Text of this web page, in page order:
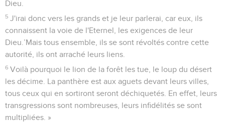
Dieu.
5 J'irai donc vers les grands et je leur parlerai, car eux, ils
connaissent la voie de l'Eternel, les exigences de leur
Dieu.’Mais tous ensemble, ils se sont révoltés contre cette
autorité, ils ont arraché leurs liens.
6 Voilà pourquoi le lion de la forêt les tue, le loup du désert
les décime. La panthère est aux aguets devant leurs villes,
tous ceux qui en sortiront seront déchiquetés. En effet, leurs
transgressions sont nombreuses, leurs infidélités se sont
multipliées. »